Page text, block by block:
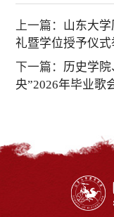
上一篇： 山东大
礼暨学位授予仪式
下一篇： 历史学
央”2026年毕业歌